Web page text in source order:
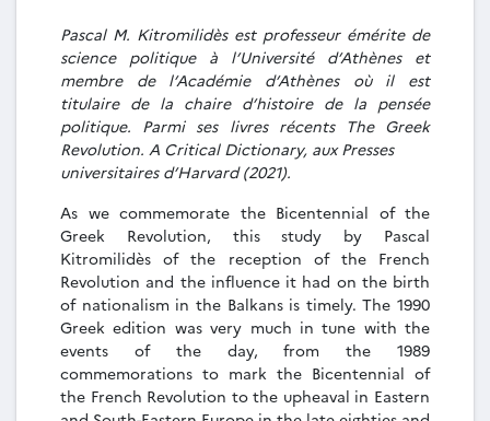
Pascal M. Kitromilidès est professeur émérite de
science politique à l’Université d’Athènes et
membre de l’Académie d’Athènes où il est
titulaire de la chaire d’histoire de la pensée
politique. Parmi ses livres récents The Greek
Revolution. A Critical Dictionary, aux Presses
universitaires d’Harvard (2021).
As we commemorate the Bicentennial of the
Greek Revolution, this study by Pascal
Kitromilidès of the reception of the French
Revolution and the influence it had on the birth
of nationalism in the Balkans is timely. The 1990
Greek edition was very much in tune with the
events of the day, from the 1989
commemorations to mark the Bicentennial of
the French Revolution to the upheaval in Eastern